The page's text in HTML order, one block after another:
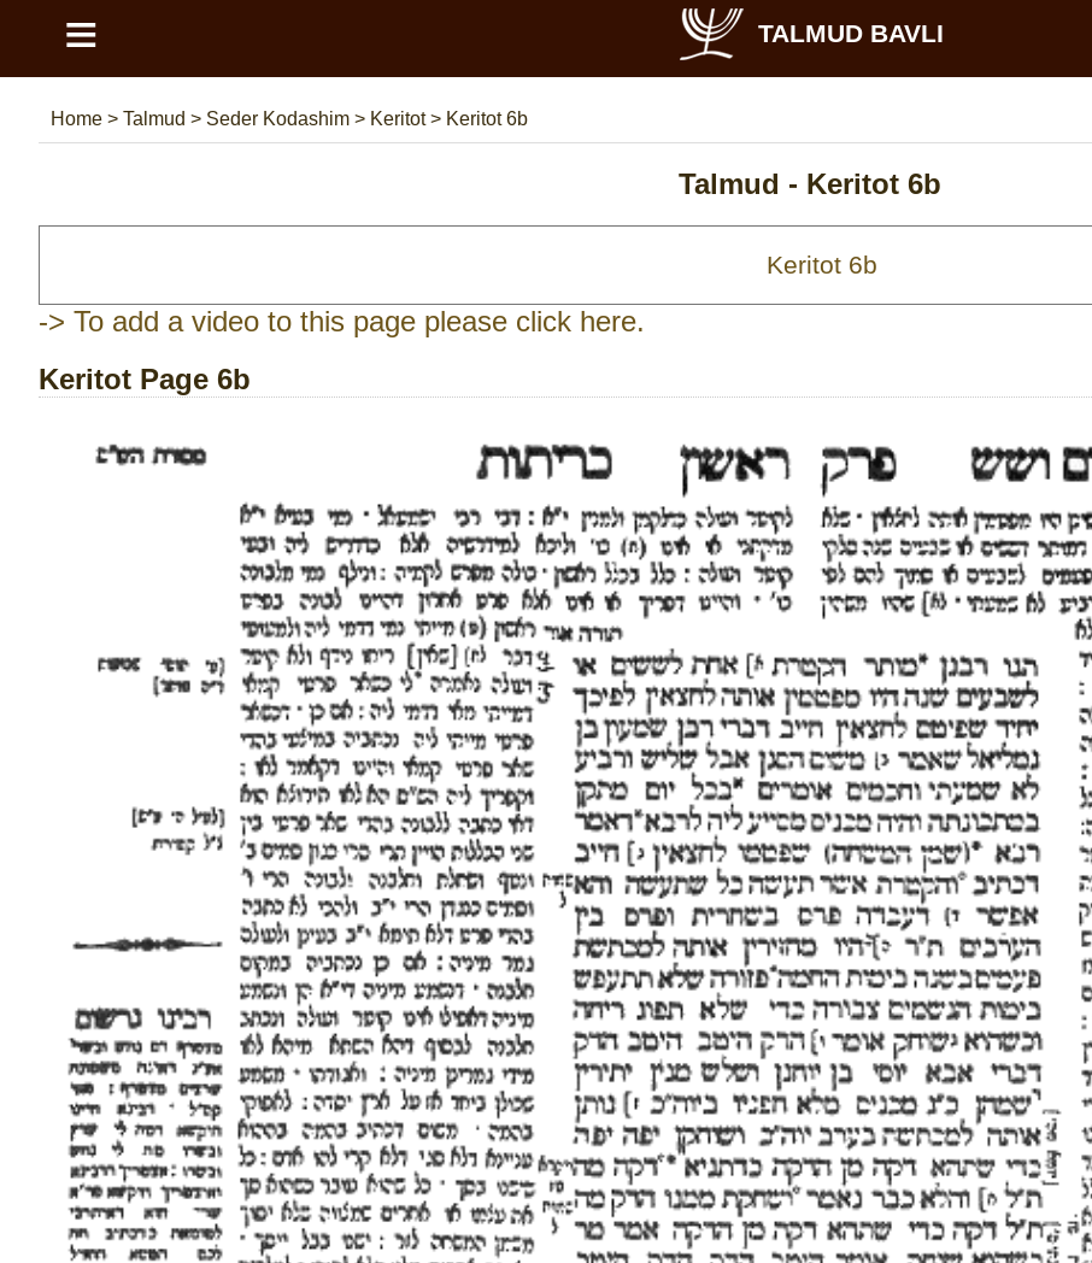
≡ TALMUD BAVLI
Home > Talmud > Seder Kodashim > Keritot> Keritot 6b
Talmud - Keritot 6b
-> To add a video to this page please click here.
Keritot Page 6b